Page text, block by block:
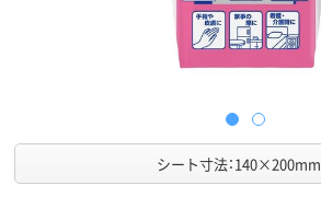
シート寸法：140×200mm